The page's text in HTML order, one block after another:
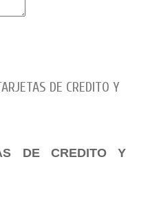
DE CREDITO Y
DE CREDITO Y